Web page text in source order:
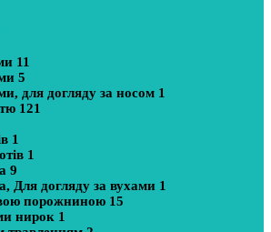
11
5
для догляду за носом 1
121
1
1
9
Для догляду за вухами 1
порожниною 15
нирок 1